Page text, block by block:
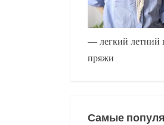
— легкий летний
пряжи
Самые